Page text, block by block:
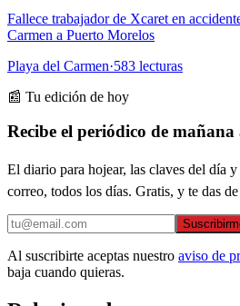
Fallece trabajador de Xcaret en
Carmen a Puerto Morelos
Playa del Carmen·583 lecturas
📰 Tu edición de hoy
Recibe el periódico de
El diario para hojear, las claves del día
correo, todos los días. Gratis, y te das
Al suscribirte aceptas nuestro aviso de
baja cuando quieras.